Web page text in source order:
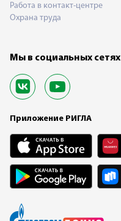
Работа в контакт-центре
Охрана труда
Мы в социальных сетях
Приложение РИГЛА